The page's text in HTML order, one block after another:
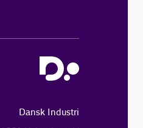
Dansk Industri